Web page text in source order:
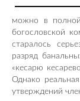
можно в
богословской
старалось
разряд
«кесарю
Однако
утверждений